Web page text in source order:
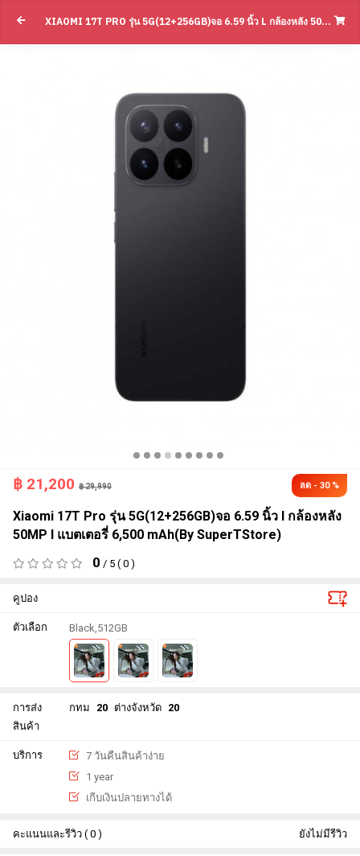
XIAOMI 17T PRO รุ่น 5G(12+256GB)จอ 6.59 นิ้ว L กล้องหลัง 50MP L แบตเตอรี่ 6,500 MAH(BY SUPERTSTORE)
฿ 21,200 ฿ 29,990 ลด - 30 %
Xiaomi 17T Pro รุ่น 5G(12+256GB)จอ 6.59 นิ้ว l กล้องหลัง
50MP l แบตเตอรี่ 6,500 mAh(By SuperTStore)
0 / 5 ( 0 )
คูปอง
ตัวเลือก Black,512GB
การส่ง
สินค้า
กทม 20 ต่างจังหวัด 20
บริการ
7 วันคืนสินค้าง่าย
1 year
เกีบเงินปลายทางได้
คะแนนและรีวิว ( 0 ) ยังไม่มีรีวิว